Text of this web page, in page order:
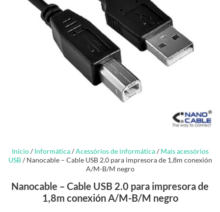
Início/ Informática/Acessórios de informática/ Mais acessórios
USB/ Nanocable – Cable USB 2.0 para impresora de 1,8m conexión
A/M-B/M negro
Nanocable – Cable USB 2.0 para impresora de
1,8m conexión A/M-B/M negro